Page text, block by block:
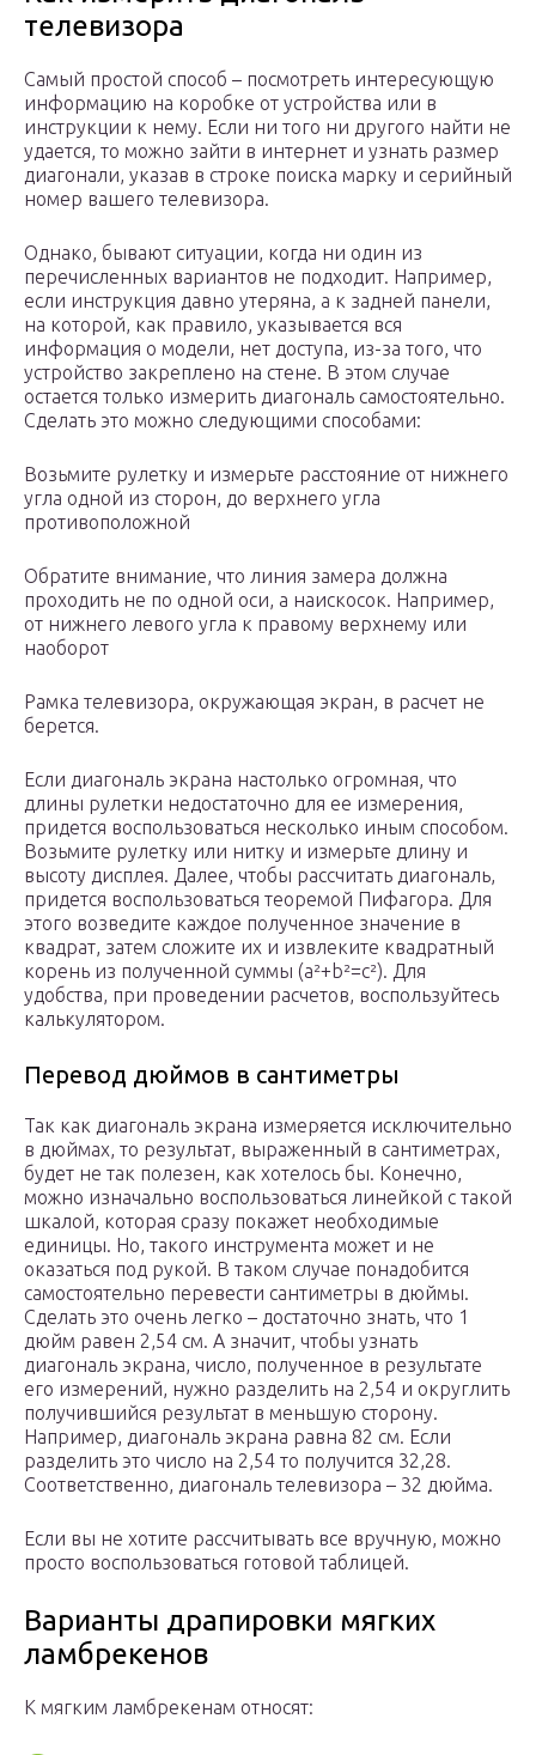
телевизора
Самый простой способ – посмотреть интересующую
информацию на коробке от устройства или в
инструкции к нему. Если ни того ни другого найти не
удается, то можно зайти в интернет и узнать размер
диагонали, указав в строке поиска марку и серийный
номер вашего телевизора.
Однако, бывают ситуации, когда ни один из
перечисленных вариантов не подходит. Например,
если инструкция давно утеряна, а к задней панели,
на которой, как правило, указывается вся
информация о модели, нет доступа, из-за того, что
устройство закреплено на стене. В этом случае
остается только измерить диагональ самостоятельно.
Сделать это можно следующими способами:
Возьмите рулетку и измерьте расстояние от нижнего
угла одной из сторон, до верхнего угла
противоположной
Обратите внимание, что линия замера должна
проходить не по одной оси, а наискосок. Например,
от нижнего левого угла к правому верхнему или
наоборот
Рамка телевизора, окружающая экран, в расчет не
берется.
Если диагональ экрана настолько огромная, что
длины рулетки недостаточно для ее измерения,
придется воспользоваться несколько иным способом.
Возьмите рулетку или нитку и измерьте длину и
высоту дисплея. Далее, чтобы рассчитать диагональ,
придется воспользоваться теоремой Пифагора. Для
этого возведите каждое полученное значение в
квадрат, затем сложите их и извлеките квадратный
корень из полученной суммы (a²+b²=c²). Для
удобства, при проведении расчетов, воспользуйтесь
калькулятором.
Перевод дюймов в сантиметры
Так как диагональ экрана измеряется исключительно
в дюймах, то результат, выраженный в сантиметрах,
будет не так полезен, как хотелось бы. Конечно,
можно изначально воспользоваться линейкой с такой
шкалой, которая сразу покажет необходимые
единицы. Но, такого инструмента может и не
оказаться под рукой. В таком случае понадобится
самостоятельно перевести сантиметры в дюймы.
Сделать это очень легко – достаточно знать, что 1
дюйм равен 2,54 см. А значит, чтобы узнать
диагональ экрана, число, полученное в результате
его измерений, нужно разделить на 2,54 и округлить
получившийся результат в меньшую сторону.
Например, диагональ экрана равна 82 см. Если
разделить это число на 2,54 то получится 32,28.
Соответственно, диагональ телевизора – 32 дюйма.
Если вы не хотите рассчитывать все вручную, можно
просто воспользоваться готовой таблицей.
Варианты драпировки мягких
ламбрекенов
К мягким ламбрекенам относят: